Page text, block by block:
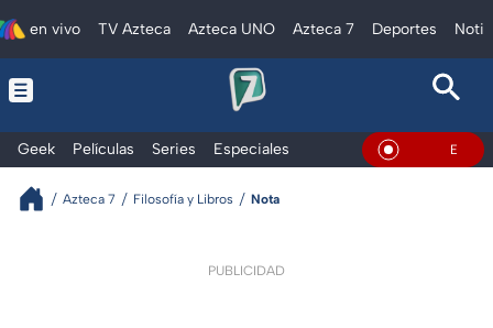
en vivo TV Azteca Azteca UNO Azteca 7 Deportes
Geek Películas Series Especiales En Vivo
Azteca 7 Filosofía y Libros Nota
PUBLICIDAD